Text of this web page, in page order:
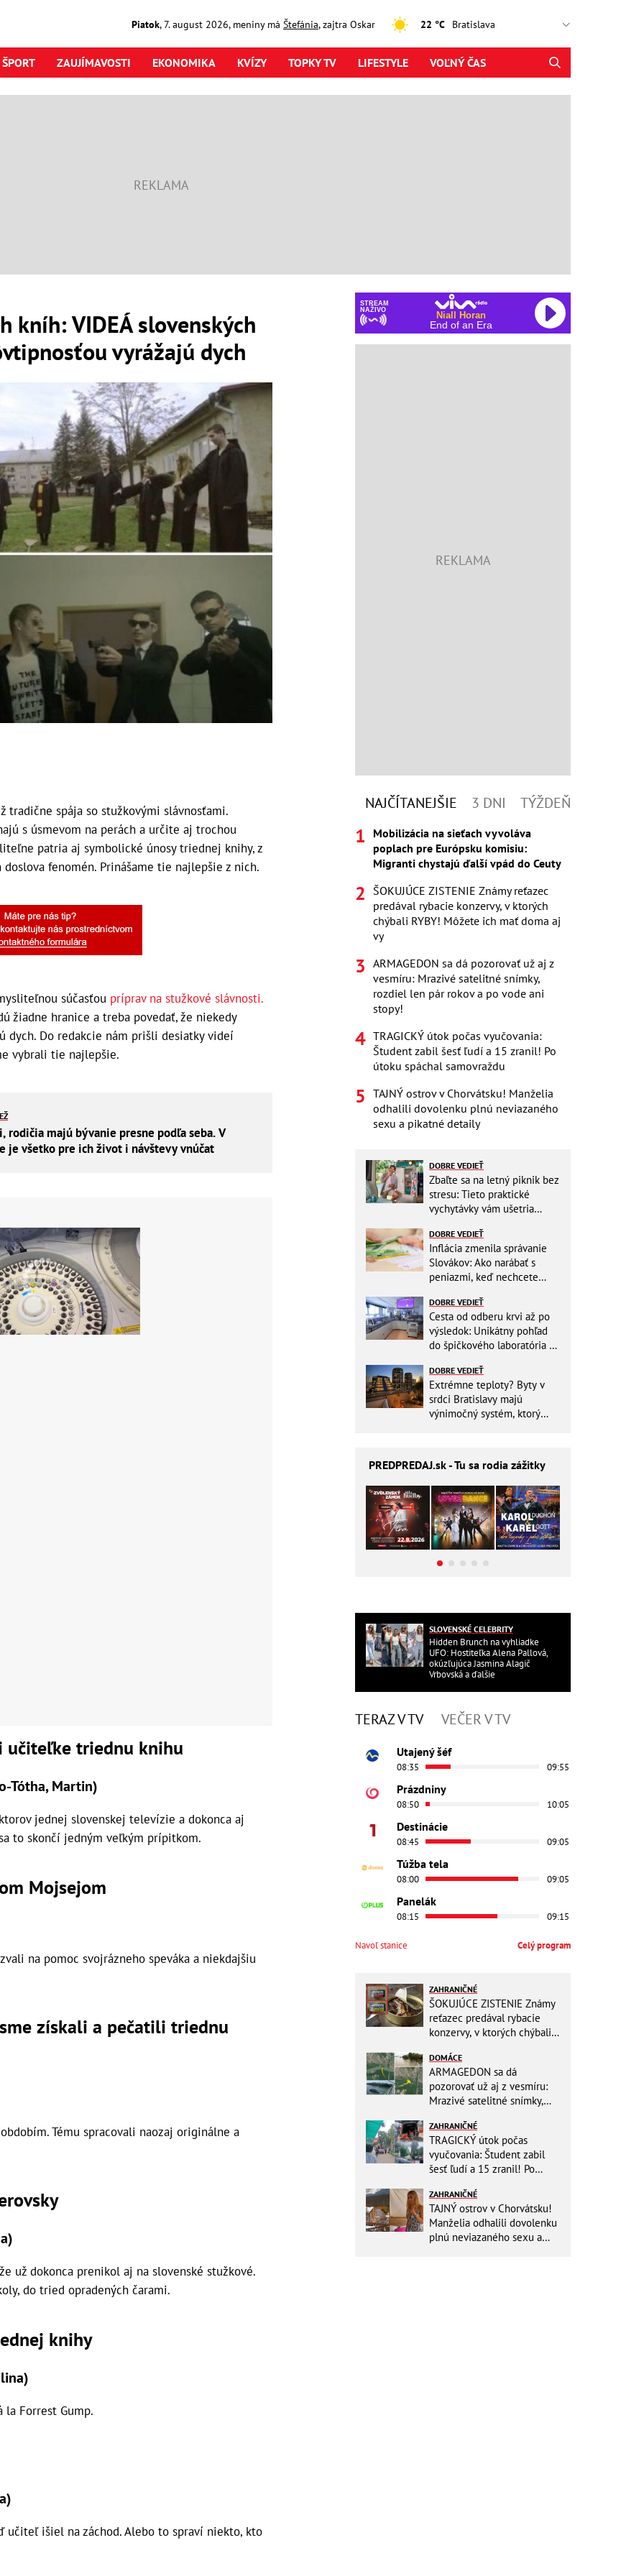
Piatok,7. august2026, meniny má Štefánia, zajtra Oskar 22 °C
ŠPORT ZAUJÍMAVOSTI EKONOMIKA KVÍZY TOPKY TV LIFESTYLE VOĽNÝ ČAS
kníh: VIDEÁ slovenských
vyrážajú dych
tradične spája so stužkovými slávnosťami.
s úsmevom na perách a určite aj trochou
patria aj symbolické únosy triednej knihy, z
fenomén. Prinášame tie najlepšie z nich.
súčasťou príprav na stužkové slávnosti.
žiadne hranice a treba povedať, že niekedy
dych. Do redakcie nám prišli desiatky videí
vybrali tie najlepšie.
rodičia majú bývanie presne podľa seba. V
je všetko pre ich život i návštevy vnúčat
triednu knihu
Tótha, Martin)
jednej slovenskej televízie a dokonca aj
to skončí jedným veľkým prípitkom.
Mojsejom
na pomoc svojrázneho speváka a niekdajšiu
získali a pečatili triednu
Tému spracovali naozaj originálne a
už dokonca prenikol aj na slovenské stužkové.
do tried opradených čarami.
knihy
la Forrest Gump.
išiel na záchod. Alebo to spraví niekto, kto
STREAM
NAŽIVO
Niall Horan
End of an Era
NAJČÍTANEJŠIE 3 DNI TÝŽDEŇ
Mobilizácia na sieťach vyvoláva
poplach pre Európsku komisiu:
Migranti chystajú ďalší vpád do Ceuty
ŠOKUJÚCE ZISTENIE Známy reťazec
predával rybacie konzervy, v ktorých
chýbali RYBY! Môžete ich mať doma aj
vy
ARMAGEDON sa dá pozorovať už aj z
vesmíru: Mrazivé satelitné snímky,
rozdiel len pár rokov a po vode ani
stopy!
TRAGICKÝ útok počas vyučovania:
Študent zabil šesť ľudí a 15 zranil! Po
útoku spáchal samovraždu
TAJNÝ ostrov v Chorvátsku! Manželia
odhalili dovolenku plnú neviazaného
sexu a pikatné detaily
DOBRE VEDIEŤ
Zbaľte sa na letný piknik bez
stresu: Tieto praktické
vychytávky vám ušetria
DOBRE VEDIEŤ
Inflácia zmenila správanie
Slovákov: Ako narábať s
peniazmi, keď nechcete
DOBRE VEDIEŤ
Cesta od odberu krvi až po
výsledok: Unikátny pohľad
do špičkového laboratória na
DOBRE VEDIEŤ
Extrémne teploty? Byty v
srdci Bratislavy majú
výnimočný systém, ktorý
PREDPREDAJ.sk - Tu sa rodia zážitky
SLOVENSKÉ CELEBRITY
Hidden Brunch na vyhliadke
UFO: Hostiteľka Alena Pallová,
okúzľujúca Jasmina Alagič
Vrbovská a ďalšie
TERAZ V TV VEČER V TV
Utajený šéf
08:35 09:55
Prázdniny
08:50 10:05
Destinácie
08:45 09:05
Túžba tela
08:00 09:05
Panelák
08:15 09:15
Navoľ stanice Celý program
ZAHRANIČNÉ
ŠOKUJÚCE ZISTENIE Známy
reťazec predával rybacie
konzervy, v ktorých chýbali
aj vy
DOMÁCE
ARMAGEDON sa dá
pozorovať už aj z vesmíru:
Mrazivé satelitné snímky,
vode ani stopy!
ZAHRANIČNÉ
TRAGICKÝ útok počas
vyučovania: Študent zabil
šesť ľudí a 15 zranil! Po
ZAHRANIČNÉ
TAJNÝ ostrov v Chorvátsku!
Manželia odhalili dovolenku
plnú neviazaného sexu a